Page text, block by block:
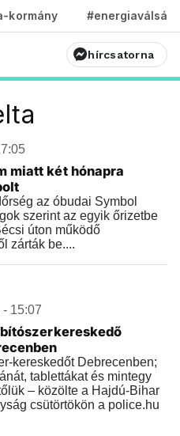
kormány #energiaválság
hírcsatorna
miatt két hónapra
az óbudai Symbol
szerint az egyik őrizetbe
úton működő
zárták be....
15:07
kereskedőt Debrecenben;
tablettákat és mintegy
– közölte a Hajdú-Bihar
csütörtökön a police.hu